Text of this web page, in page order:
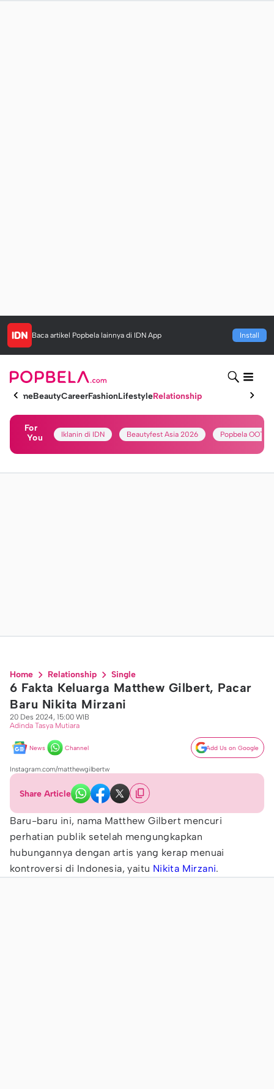
Baca artikel Popbela lainnya di IDN App Install
HomeBeautyCareerFashionLifestyleRelationship
For
You
Iklanin di IDN Beautyfest Asia 2026 Popbela OOTD
Home Relationship Single
6 Fakta Keluarga Matthew Gilbert, Pacar
Baru Nikita Mirzani
20 Des 2024, 15:00 WIB
Adinda Tasya Mutiara
News Channel Add Us on Google
Instagram.com/matthewgilbertw
Share Article
Baru-baru ini, nama Matthew Gilbert mencuri
perhatian publik setelah mengungkapkan
hubungannya dengan artis yang kerap menuai
kontroversi di Indonesia, yaitu Nikita Mirzani.